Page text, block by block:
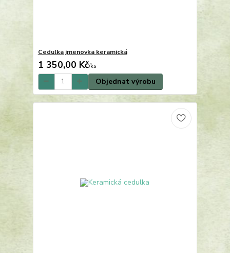
Cedulka jmenovka keramická
1 350,00 Kč/ks
Objednat výrobu